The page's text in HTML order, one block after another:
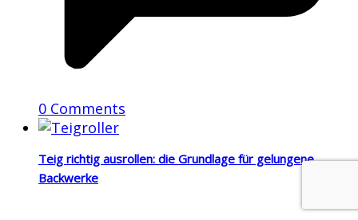
0 Comments
Teig richtig ausrollen: die Grundlage für gelungene
Backwerke